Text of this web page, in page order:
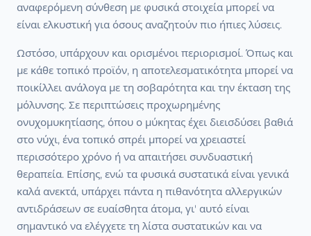
αναφερόμενη σύνθεση με φυσικά στοιχεία μπορεί να
είναι ελκυστική για όσους αναζητούν πιο ήπιες λύσεις.
Ωστόσο, υπάρχουν και ορισμένοι περιορισμοί. Όπως και
με κάθε τοπικό προϊόν, η αποτελεσματικότητα μπορεί να
ποικίλλει ανάλογα με τη σοβαρότητα και την έκταση της
μόλυνσης. Σε περιπτώσεις προχωρημένης
ονυχομυκητίασης, όπου ο μύκητας έχει διεισδύσει βαθιά
στο νύχι, ένα τοπικό σπρέι μπορεί να χρειαστεί
περισσότερο χρόνο ή να απαιτήσει συνδυαστική
θεραπεία. Επίσης, ενώ τα φυσικά συστατικά είναι γενικά
καλά ανεκτά, υπάρχει πάντα η πιθανότητα αλλεργικών
αντιδράσεων σε ευαίσθητα άτομα, γι' αυτό είναι
σημαντικό να ελέγχετε τη λίστα συστατικών και να